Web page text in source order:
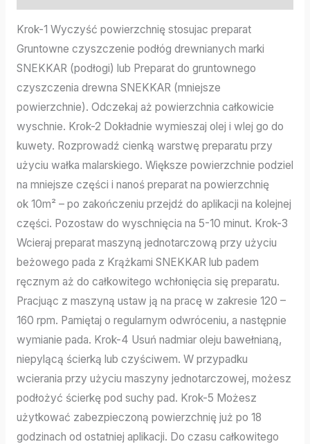
Krok-1 Wyczyść powierzchnię stosujac preparat
Gruntowne czyszczenie podłóg drewnianych marki
SNEKKAR (podłogi) lub Preparat do gruntownego
czyszczenia drewna SNEKKAR (mniejsze
powierzchnie). Odczekaj aż powierzchnia całkowicie
wyschnie. Krok-2 Dokładnie wymieszaj olej i wlej go do
kuwety. Rozprowadź cienką warstwę preparatu przy
użyciu wałka malarskiego. Większe powierzchnie podziel
na mniejsze części i nanoś preparat na powierzchnię
ok 10m² – po zakończeniu przejdź do aplikacji na kolejnej
części. Pozostaw do wyschnięcia na 5-10 minut. Krok-3
Wcieraj preparat maszyną jednotarczową przy użyciu
beżowego pada z Krążkami SNEKKAR lub padem
ręcznym aż do całkowitego wchłonięcia się preparatu.
Pracjuąc z maszyną ustaw ją na pracę w zakresie 120 –
160 rpm. Pamiętaj o regularnym odwróceniu, a następnie
wymianie pada. Krok-4 Usuń nadmiar oleju bawełnianą,
niepylącą ścierką lub czyściwem. W przypadku
wcierania przy użyciu maszyny jednotarczowej, możesz
podłożyć ścierkę pod suchy pad. Krok-5 Możesz
użytkować zabezpieczoną powierzchnię już po 18
godzinach od ostatniej aplikacji. Do czasu całkowitego